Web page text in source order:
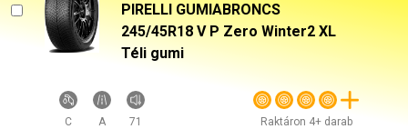
PIRELLI GUMIABRONCS
245/45R18 V P Zero Winter2 XL
Téli gumi
C A 71 Raktáron 4+ darab